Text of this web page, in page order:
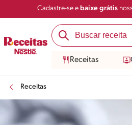
Cadastre-se e baixe grátis
Receitas
Receitas
Salvar